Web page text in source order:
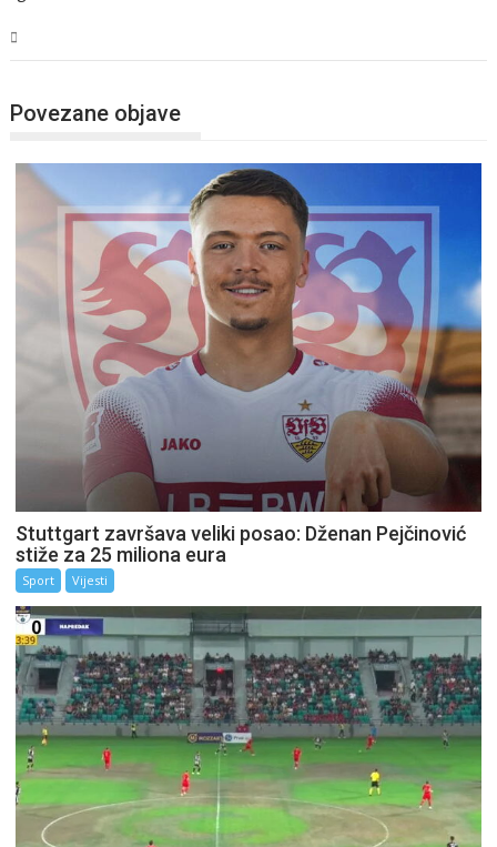
Povezane objave
Stuttgart završava veliki posao: Dženan Pejčinović
stiže za 25 miliona eura
Sport Vijesti